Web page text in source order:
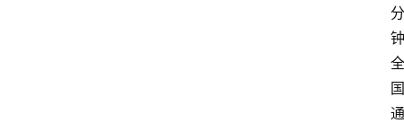
分
钟
全
国
通